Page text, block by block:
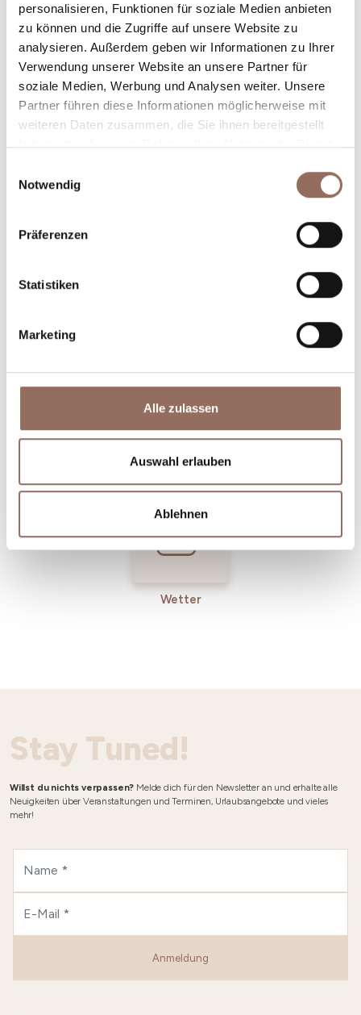
personalisieren, Funktionen für soziale Medien anbieten
zu können und die Zugriffe auf unsere Website zu
analysieren. Außerdem geben wir Informationen zu Ihrer
Verwendung unserer Website an unsere Partner für
soziale Medien, Werbung und Analysen weiter. Unsere
Partner führen diese Informationen möglicherweise mit
weiteren Daten zusammen, die Sie ihnen bereitgestellt
haben oder die sie im Rahmen Ihrer Nutzung der Dienste
Notwendig
Präferenzen
Statistiken
Marketing
Alle zulassen
Auswahl erlauben
Ablehnen
Dein Urlaub
Plane, wo du übernachtest und isst, was du in jedem
Winkel des Langhe Monferrato Roero unternehmen
willst, mit einem Blick aufs Wetter in Echtzeit.
Unterkünfte
Essen und
Incoming-
Dienste
Wetter
Stay Tuned!
Willst du nichts verpassen? Melde dich für den Newsletter an und erhalte alle
Neuigkeiten über Veranstaltungen und Terminen, Urlaubsangebote und vieles
mehr!
Anmeldung